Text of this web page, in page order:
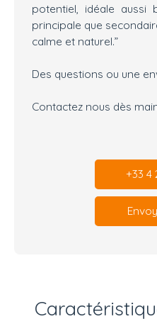
potentiel, idéale aussi
principale que
calme et naturel.”
Des questions ou une
Contactez nous dès
+33 4